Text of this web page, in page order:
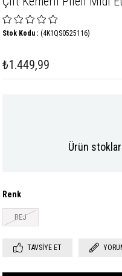
(4K1QS0525116)
Stok Kodu
₺1.449,99
Ürün
Renk
BEJ
TAVSIYE ET